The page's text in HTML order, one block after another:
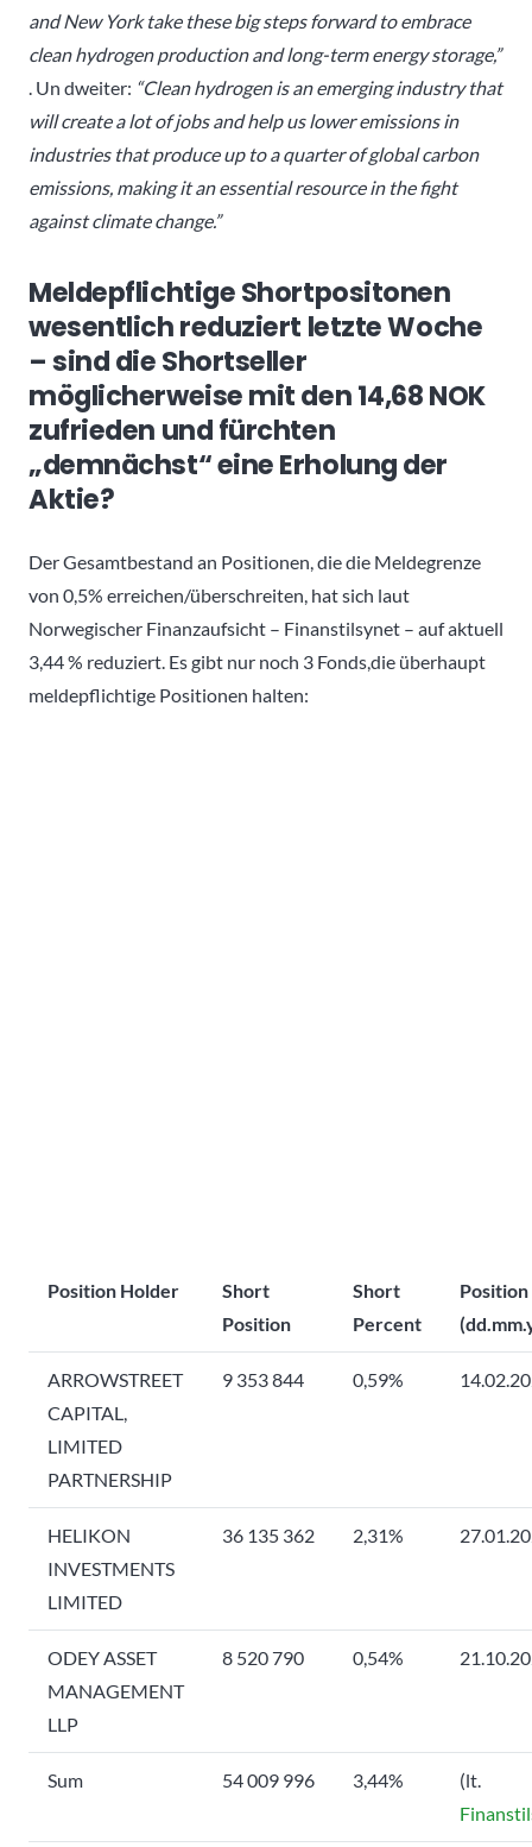
and New York take these big steps forward to embrace
clean hydrogen production and long-term energy storage,”
. Un dweiter: “Clean hydrogen is an emerging industry that
will create a lot of jobs and help us lower emissions in
industries that produce up to a quarter of global carbon
emissions, making it an essential resource in the fight
against climate change.”
Meldepflichtige Shortpositonen
wesentlich reduziert letzte Woche
– sind die Shortseller
möglicherweise mit den 14,68 NOK
zufrieden und fürchten
„demnächst“ eine Erholung der
Aktie?
Der Gesamtbestand an Positionen, die die Meldegrenze
von 0,5% erreichen/überschreiten, hat sich laut
Norwegischer Finanzaufsicht – Finanstilsynet – auf aktuell
3,44 % reduziert. Es gibt nur noch 3 Fonds,die überhaupt
meldepflichtige Positionen halten:
Position Holder
Short
Position
Short
Percent
ARROWSTREET
CAPITAL,
LIMITED
PARTNERSHIP
9 353 844 0,59%
HELIKON
INVESTMENTS
LIMITED
36 135 362 2,31%
ODEY ASSET
MANAGEMENT
LLP
8 520 790 0,54%
Sum 54 009 996 3,44%
(lt.